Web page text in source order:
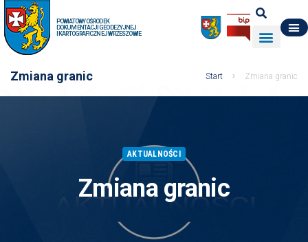
POWIATOWY OŚRODEK
DOKUMENTACJI GEODEZYJNEJ
I KARTOGRAFICZNEJ W RZESZOWIE
Zmiana granic Start Zmiana granic
AKTUALNOŚCI
Zmiana granic